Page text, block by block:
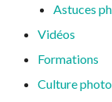
Astuces
Vidéos
Formations
Culture photo